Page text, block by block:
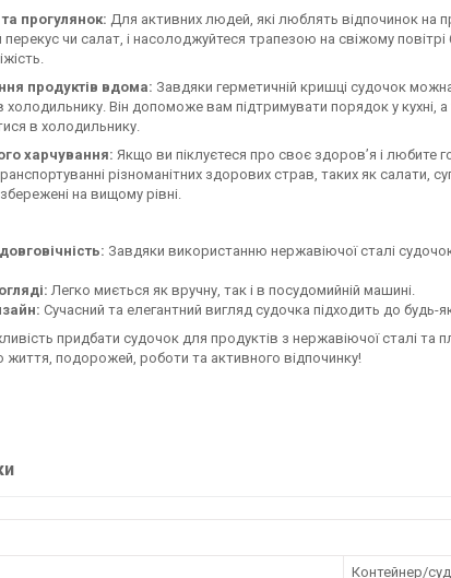
та прогулянок: Для активних людей, які люблять відпочинок на
чи салат, і насолоджуйтеся трапезою на свіжому
продуктів вдома: Завдяки герметичній кришці судочок
холодильнику. Він допоможе вам підтримувати порядок у кухні,
в холодильнику.
харчування: Якщо ви піклуєтеся про своє здоров’я і любите
різноманітних здорових страв, таких як салати,
на вищому рівні.
Завдяки використанню нержавіючої сталі
Легко миється як вручну, так і в посудомийній машині.
Сучасний та елегантний вигляд судочка підходить до будь-
придбати судочок для продуктів з нержавіючої сталі та
подорожей, роботи та активного відпочинку!
Контейнер/